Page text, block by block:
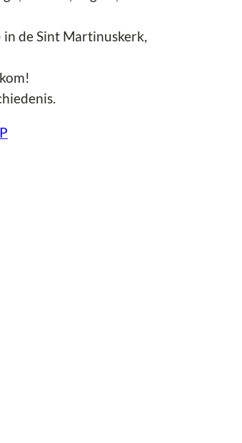
de Sint Martinuskerk,